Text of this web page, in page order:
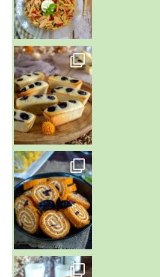
~ FINANCIERS MYRTILLES ET CITRON ~
Aujourd'hu